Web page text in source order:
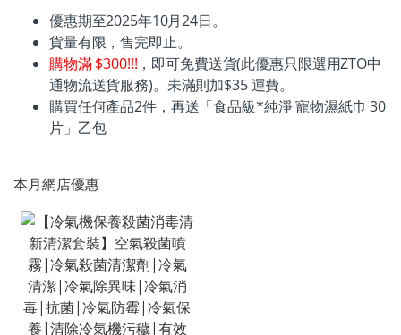
優惠期至2025年10月24日。
貨量有限，售完即止。
購物滿 $300!!! ，即可免費送貨(此優惠只限選用ZTO中
通物流送貨服務)。未滿則加$35 運費。
購買任何產品2件，再送「食品級*純淨 寵物濕紙巾 30
片」乙包
本月網店優惠